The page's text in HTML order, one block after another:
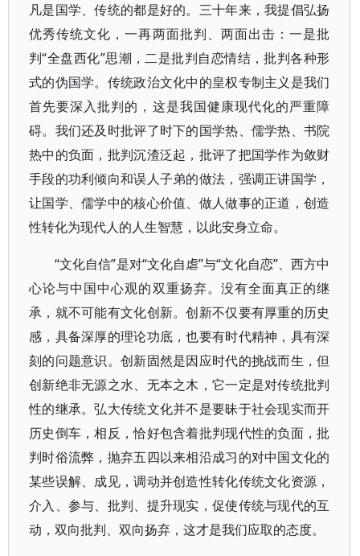
凡是国学、传统的都是好的。三十年来，我提倡弘扬
优秀传统文化，一再两面批判、两面出击：一是批
判“全盘西化”思潮，二是批判自恋情结，批判各种形
式的伪国学。传统政治文化中的皇权专制主义是我们
首先要深入批判的，这是我国健康现代化的严重障
碍。我们还及时批评了时下的国学热、儒学热、书院
热中的负面，批判沉渣泛起，批评了把国学作为敛财
手段的功利倾向和误人子弟的做法，强调正讲国学，
让国学、儒学中的核心价值、做人做事的正道，创造
性转化为现代人的人生智慧，以此安身立命。
“文化自信”是对“文化自虐”与“文化自恋”、西方中
心论与中国中心观的双重扬弃。没有全面真正的继
承，就不可能有文化创新。创新不仅要有厚重的历史
感，具备深厚的理论功底，也要有时代精神，具有深
刻的问题意识。创新固然是因应时代的挑战而生，但
创新绝非无源之水、无本之木，它一定是对传统批判
性的继承。弘大传统文化并不是要昧于社会现实而开
历史倒车，相反，恰好包含着批判现代性的负面，批
判时俗流弊，抛弃五四以来相沿成习的对中国文化的
某些误解、成见，调动并创造性转化传统文化资源，
介入、参与、批判、提升现实，促使传统与现代的互
动，双向批判、双向扬弃，这才是我们应取的态度。